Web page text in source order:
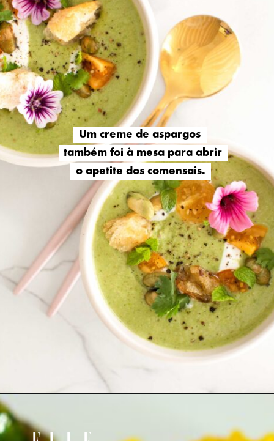
Um creme de aspargos
também foi à mesa para abrir
o apetite dos comensais.
Um creme de aspargos
também foi à mesa para abrir
o apetite dos comensais.